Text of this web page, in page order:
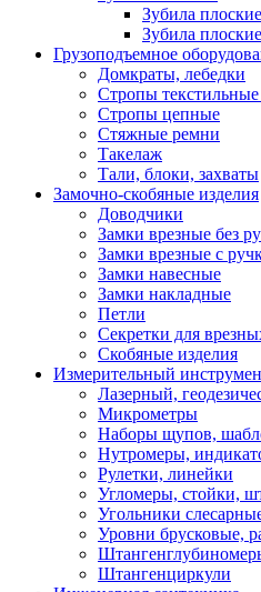
Зубила
Зубила
Грузоподъемное
Домкраты, лебедки
Стропы
Стропы цепные
Стяжные ремни
Такелаж
Тали, блоки, захваты
Замочно-скобяные изделия
Доводчики
Замки врезные без
Замки врезные с
Замки навесные
Замки накладные
Петли
Секретки для
Скобяные изделия
Измерительный
Лазерный,
Микрометры
Наборы щупов,
Нутромеры,
Рулетки, линейки
Угломеры, стойки,
Угольники
Уровни брусковые,
Штангенциркули